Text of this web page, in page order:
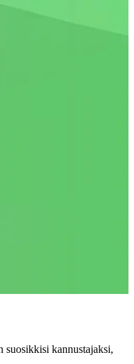
suosikkisi kannustajaksi,